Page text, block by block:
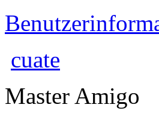
cuate
Master Amigo